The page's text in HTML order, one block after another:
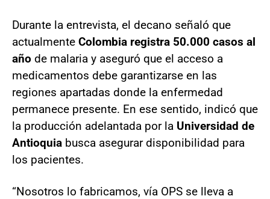
Durante la entrevista, el decano señaló que
actualmente Colombia registra 50.000 casos al
año de malaria y aseguró que el acceso a
medicamentos debe garantizarse en las
regiones apartadas donde la enfermedad
permanece presente. En ese sentido, indicó que
la producción adelantada por la Universidad de
Antioquia busca asegurar disponibilidad para
los pacientes.
“Nosotros lo fabricamos, vía OPS se lleva a